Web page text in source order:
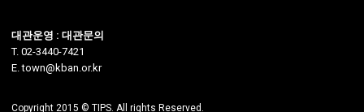
대관운영 : 대관문의
T. 02-3440-7421
E. town@kban.or.kr
Copyright 2015 © TIPS. All rights Reserved.